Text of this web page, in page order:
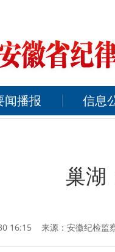
闻播报 信息
巢湖
16:15 来源： 安徽纪检监